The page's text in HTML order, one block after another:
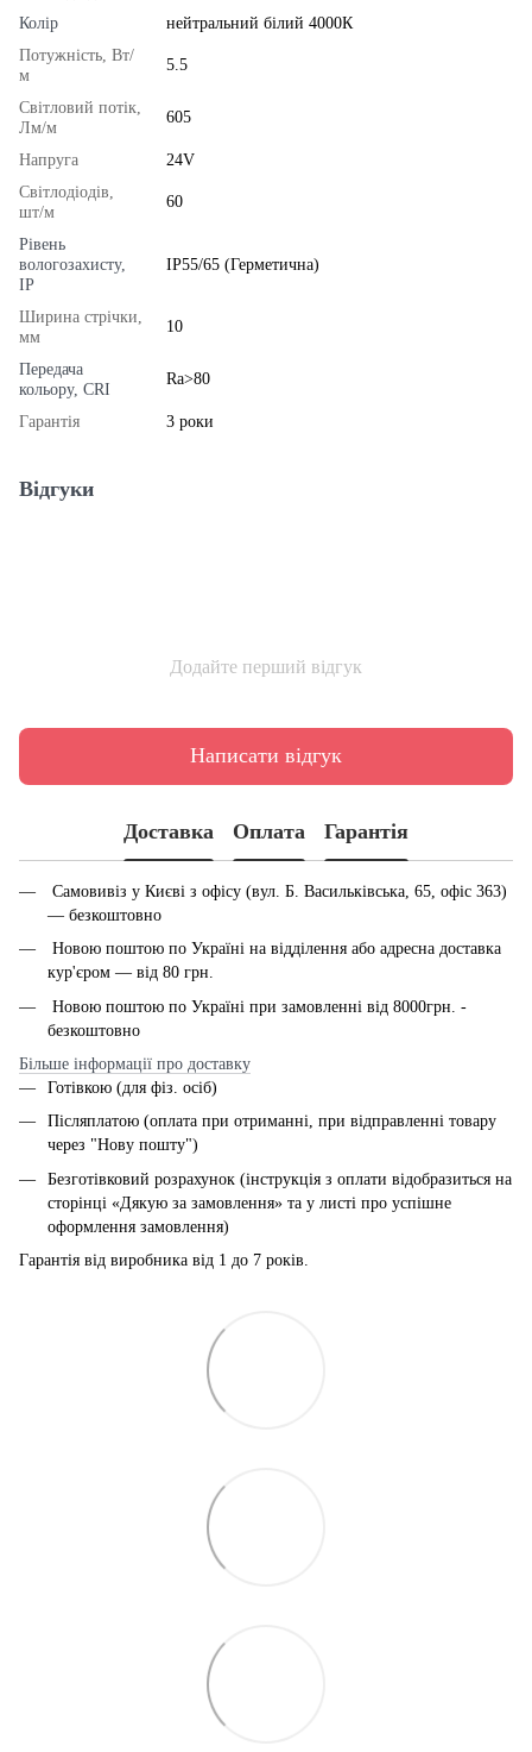
Колір
нейтральний білий 4000К
Потужність, Вт/
м
5.5
Світловий потік,
Лм/м
605
Напруга
24V
Світлодіодів,
шт/м
60
Рівень
вологозахисту,
IP
IP55/65 (Герметична)
Ширина стрічки,
мм
10
Передача
кольору, CRI
Ra>80
Гарантія 3 роки
Відгуки
Додайте перший відгук
Написати відгук
Доставка Оплата Гарантія
Самовивіз у Києві з офісу (вул. Б. Васильківська, 65, офіс 363)
— безкоштовно
Новою поштою по Україні на відділення або адресна доставка
кур'єром — від 80 грн.
Новою поштою по Україні при замовленні від 8000грн. -
безкоштовно
Більше інформації про доставку
Готівкою (для фіз. осіб)
Післяплатою (оплата при отриманні, при відправленні товару
через "Нову пошту")
Безготівковий розрахунок (інструкція з оплати відобразиться на
сторінці «Дякую за замовлення» та у листі про успішне
оформлення замовлення)
Гарантія від виробника від 1 до 7 років.